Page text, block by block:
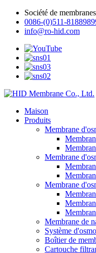
Société de
0086-(0)511-
info@ro-hid.com
Maison
Produits
Membrane
Membrane
Membrane
Membrane de
Système
Boîtier de
Cartouche